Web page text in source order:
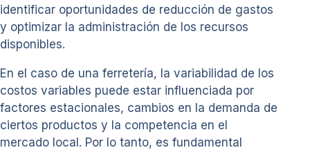
identificar oportunidades de reducción de gastos
y optimizar la administración de los recursos
disponibles.
En el caso de una ferretería, la variabilidad de los
costos variables puede estar influenciada por
factores estacionales, cambios en la demanda de
ciertos productos y la competencia en el
mercado local. Por lo tanto, es fundamental